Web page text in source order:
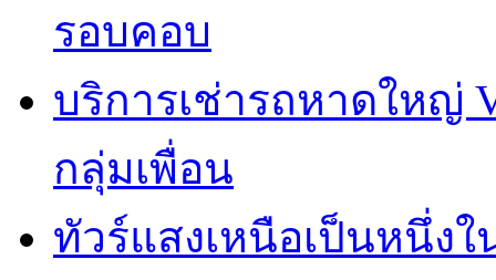
รอบคอบ
บริการเช่ารถหาดใหญ่
กลุ่มเพื่อน
ทัวร์แสงเหนือเป็นหนึ่ง